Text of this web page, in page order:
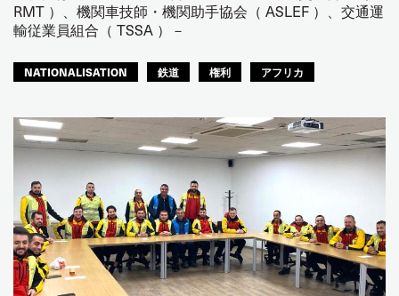
RMT ）、機関車技師・機関助手協会（ ASLEF ）、交通運
輸従業員組合（ TSSA ）－
NATIONALISATION 鉄道 権利 アフリカ